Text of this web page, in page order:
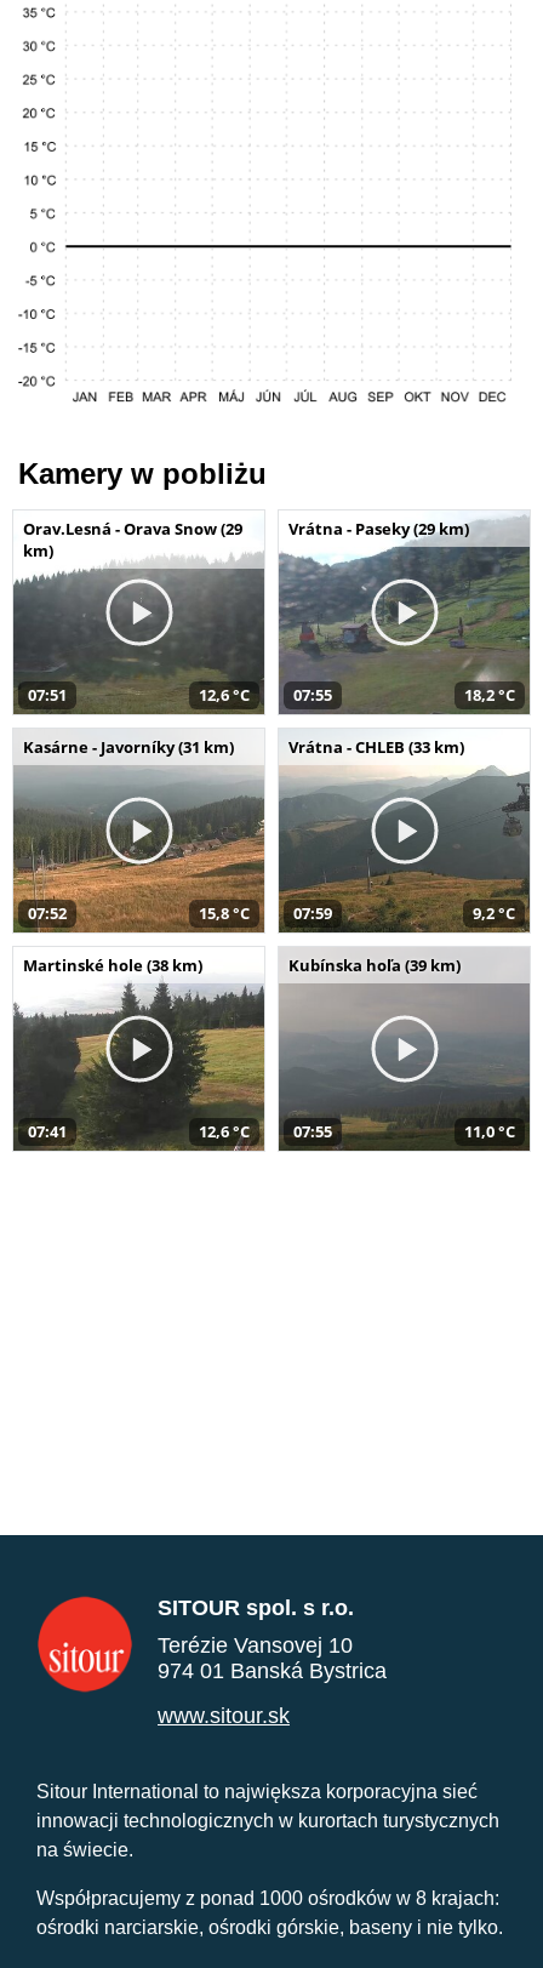
Kamery w pobliżu
Orav.Lesná - Orava Snow (29
km)
07:51 12,6 °C
Vrátna - Paseky (29 km)
07:55 18,2 °C
Kasárne - Javorníky (31 km)
07:52 15,8 °C
Vrátna - CHLEB (33 km)
07:59 9,2 °C
Martinské hole (38 km)
07:41 12,6 °C
Kubínska hoľa (39 km)
07:55 11,0 °C
SITOUR spol. s r.o.
Terézie Vansovej 10
974 01 Banská Bystrica
www.sitour.sk
Sitour International to największa korporacyjna sieć
innowacji technologicznych w kurortach turystycznych
na świecie.
Współpracujemy z ponad 1000 ośrodków w 8 krajach:
ośrodki narciarskie, ośrodki górskie, baseny i nie tylko.